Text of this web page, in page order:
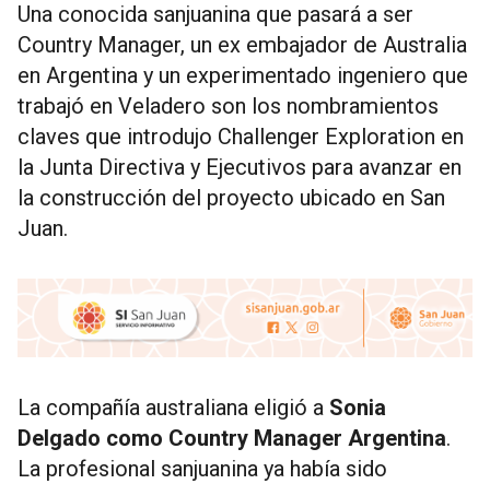
Una conocida sanjuanina que pasará a ser
Country Manager, un ex embajador de Australia
en Argentina y un experimentado ingeniero que
trabajó en Veladero son los nombramientos
claves que introdujo Challenger Exploration en
la Junta Directiva y Ejecutivos para avanzar en
la construcción del proyecto ubicado en San
Juan.
La compañía australiana eligió a Sonia
Delgado como Country Manager Argentina.
La profesional sanjuanina ya había sido